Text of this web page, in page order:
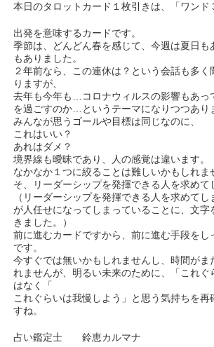
本日のタロットカード１枚引きは、「ワンド
出発を意味するカードです。
季節は、どんどん春を感じて、今週は夏日も
もありました。
２年前なら、この連休は？という会話も多く
りますが、
去年も今年も…コロナウィルスの影響もあっ
を過ごすのか…というテーマになりつつあり
みんなが思うゴールや目標は同じなのに、
これはいい？
あれはダメ？
境界線も曖昧であり、人の感覚は違います。
なかなか１つに絞ることは難しいかもしれま
そ、リーダーシップを発揮できる人を求めて
（リーダーシップを発揮できる人を求めて
が人任せになってしまっていることに、文字
きました。）
前に進むカードですから、前に進む手段をし
です。
今すぐでは無いかもしれませんし、時間がま
れませんが、明るい未来のために、「これぐ
はなく「
これぐらいは我慢しよう」と思う気持ちを再
すね。
占い鑑定士 鈴恵カルマナ